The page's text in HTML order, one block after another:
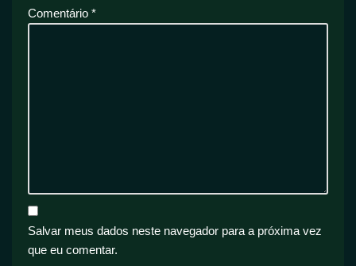
Comentário *
Salvar meus dados neste navegador para a próxima vez
que eu comentar.